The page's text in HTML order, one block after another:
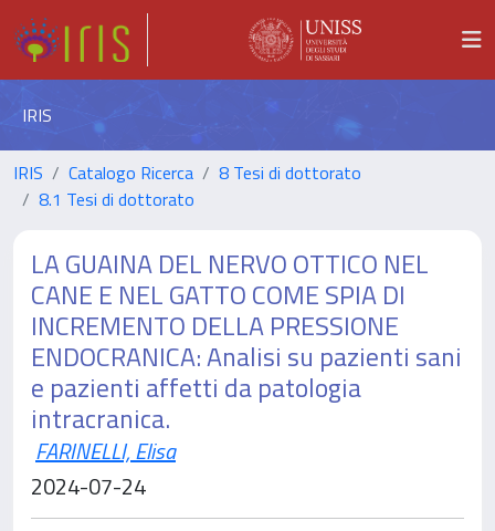
IRIS
IRIS Catalogo Ricerca
8 Tesi di dottorato
8.1 Tesi di dottorato
LA GUAINA DEL NERVO OTTICO NEL
CANE E NEL GATTO COME SPIA DI
INCREMENTO DELLA PRESSIONE
ENDOCRANICA: Analisi su pazienti sani
e pazienti affetti da patologia
intracranica.
FARINELLI, Elisa
2024-07-24